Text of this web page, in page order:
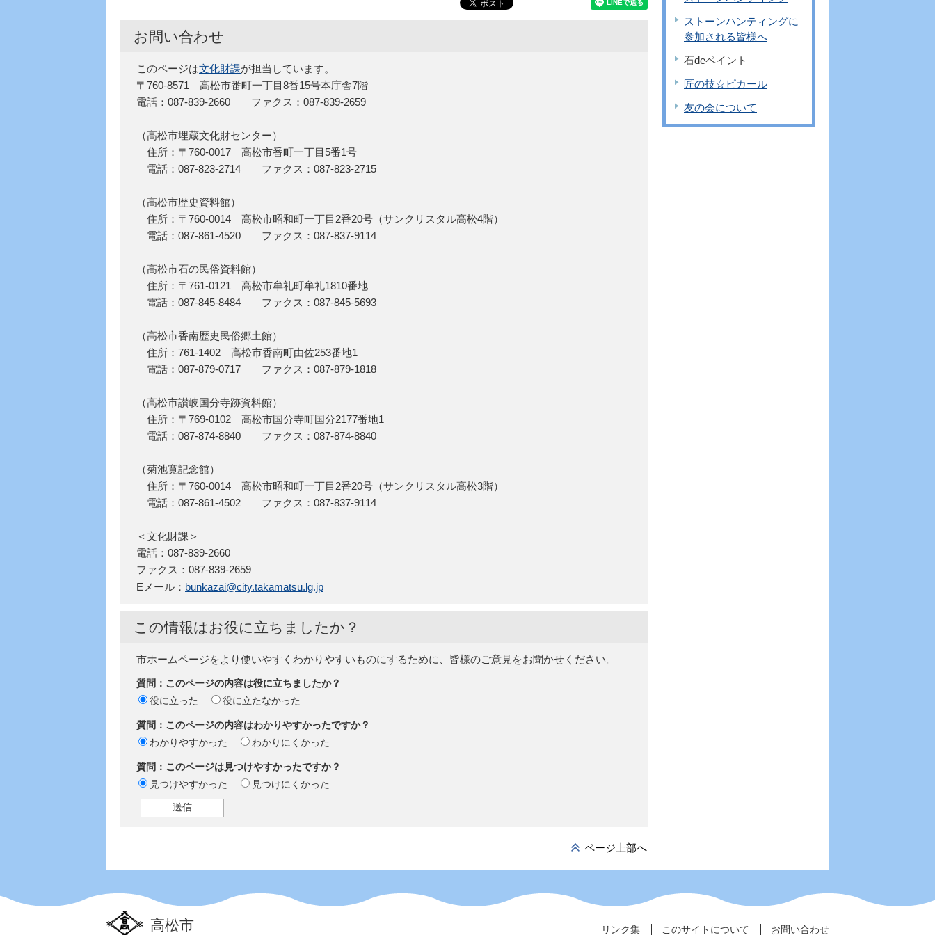
お問い合わせ
このページは文化財課が担当しています。
〒760-8571 高松市番町一丁目8番15号本庁舎7階
電話：087-839-2660 ファクス：087-839-2659
（高松市埋蔵文化財センター）
住所：〒760-0017 高松市番町一丁目5番1号
電話：087-823-2714 ファクス：087-823-2715
（高松市歴史資料館）
住所：〒760-0014 高松市昭和町一丁目2番20号（サンクリスタル高松4階）
電話：087-861-4520 ファクス：087-837-9114
（高松市石の民俗資料館）
住所：〒761-0121 高松市牟礼町牟礼1810番地
電話：087-845-8484 ファクス：087-845-5693
（高松市香南歴史民俗郷土館）
住所：761-1402 高松市香南町由佐253番地1
電話：087-879-0717 ファクス：087-879-1818
（高松市讃岐国分寺跡資料館）
住所：〒769-0102 高松市国分寺町国分2177番地1
電話：087-874-8840 ファクス：087-874-8840
（菊池寛記念館）
住所：〒760-0014 高松市昭和町一丁目2番20号（サンクリスタル高松3階）
電話：087-861-4502 ファクス：087-837-9114
＜文化財課＞
電話：087-839-2660
ファクス：087-839-2659
Eメール： bunkazai@city.takamatsu.lg.jp
この情報はお役に立ちましたか？
市ホームページをより使いやすくわかりやすいものにするために、皆様のご意見をお聞かせください。
質問：このページの内容は役に立ちましたか？
役に立った
役に立たなかった
質問：このページの内容はわかりやすかったですか？
わかりやすかった
わかりにくかった
質問：このページは見つけやすかったですか？
見つけやすかった
見つけにくかった
ページ上部へ
ストーンハンティングに
参加される皆様へ
石deペイント
匠の技☆ピカール
友の会について
高松市 リンク集 このサイトについて お問い合わせ